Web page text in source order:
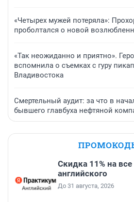
«Четырех мужей потеряла»:
проболтался о новой
«Так неожиданно и приятно».
вспомнила о съемках с гуру
Владивостока
Смертельный аудит: за что в
бывшего главбуха нефтяной
Скидка 11% на
английского
До 31 августа, 2026